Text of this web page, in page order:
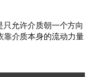
只允许介质朝一个方向
靠介质本身的流动力量